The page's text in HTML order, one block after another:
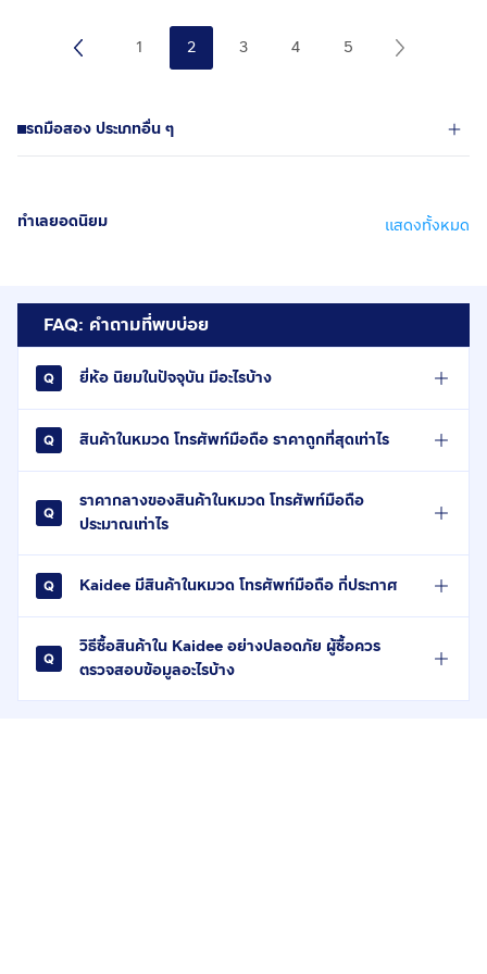
1 2 3 4 5
รถมือสอง ประเภทอื่น ๆ
ทำเลยอดนิยม แสดงทั้งหมด
FAQ: คำถามที่พบบ่อย
ยี่ห้อ นิยมในปัจจุบัน มีอะไรบ้าง
สินค้าในหมวด โทรศัพท์มือถือ ราคาถูกที่สุดเท่าไร
ราคากลางของสินค้าในหมวด โทรศัพท์มือถือ
ประมาณเท่าไร
Kaidee มีสินค้าในหมวด โทรศัพท์มือถือ กี่ประกาศ
วิธีซื้อสินค้าใน Kaidee อย่างปลอดภัย ผู้ซื้อควร
ตรวจสอบข้อมูลอะไรบ้าง